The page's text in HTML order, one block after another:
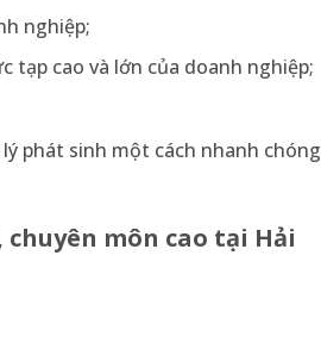
nghiệp;
tạp cao và lớn của doanh nghiệp;
phát sinh một cách nhanh chóng
môn cao tại Hải